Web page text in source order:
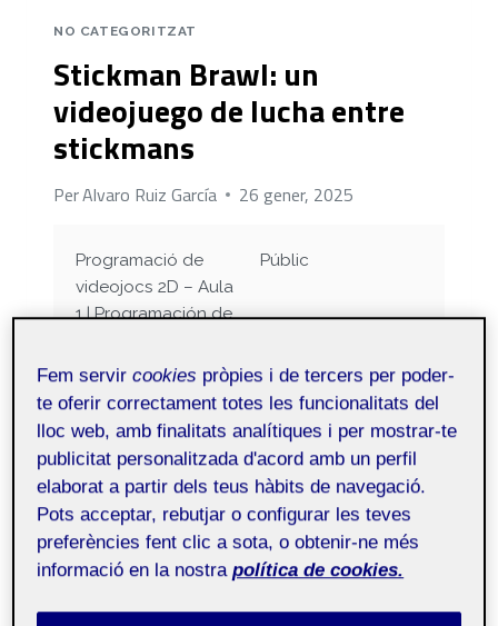
NO CATEGORITZAT
Stickman Brawl: un
videojuego de lucha entre
stickmans
PerAlvaro Ruiz García 26 gener, 2025
Programació de
videojocs 2D – Aula
1 | Programación de
Aula 1
Públic
Para esta práctica final, me he decidido a
hacer un videojuego de lucha con algo de
plataformas. Podéis jugarlo en dos formatos:
WebGL en Unity Play: más comodo,…
BRAWL:
Fem servircookies pròpies i de tercers per poder-
te oferir correctament totes les funcionalitats del
lloc web, amb finalitats analítiques i per mostrar-te
publicitat personalitzada d'acord amb un perfil
elaborat a partir dels teus hàbits de navegació.
Pots acceptar, rebutjar o configurar les teves
preferències fent clic a sota, o obtenir-ne més
informació en la nostra política de cookies.